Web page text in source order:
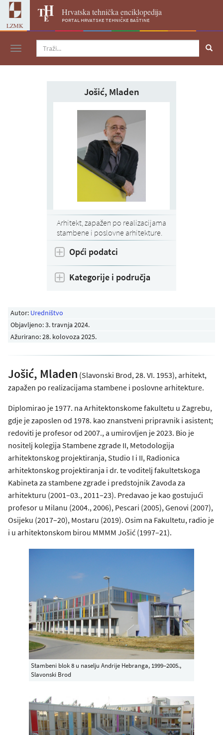
LZMK
Hrvatska tehnička enciklopedija
portal hrvatske tehničke baštine
Navigacija
Autor: Uredništvo
Objavljeno:3. travnja 2024.
Ažurirano: 28. kolovoza 2025.
Jošić, Mladen (Slavonski Brod, 28. VI. 1953), arhitekt,
zapažen po realizacijama stambene i poslovne arhitekture.
Diplomirao je 1977. na Arhitektonskome fakultetu u Zagrebu,
gdje je zaposlen od 1978. kao znanstveni pripravnik i asistent;
redoviti je profesor od 2007., a umirovljen je 2023. Bio je
nositelj kolegija Stambene zgrade II, Metodologija
arhitektonskog projektiranja, Studio I i II, Radionica
arhitektonskog projektiranja i dr. te voditelj fakultetskoga
Kabineta za stambene zgrade i predstojnik Zavoda za
arhitekturu (2001–03., 2011–23). Predavao je kao gostujući
profesor u Milanu (2004., 2006), Pescari (2005), Genovi (2007),
Osijeku (2017–20), Mostaru (2019). Osim na Fakultetu, radio je
i u arhitektonskom birou MMMM Jošić (1997–21).
Stambeni blok 8 u naselju Andrije Hebranga, 1999–2005.,
Slavonski Brod
Jošić, Mladen
Arhitekt, zapažen po realizacijama
stambene i poslovne arhitekture.
Opći podatci
Kategorije i područja